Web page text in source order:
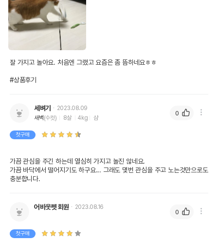
잘 가지고 놀아요. 처음엔 그랬고 요즘은 좀 뜸하네요ㅎㅎ
#상품후기
세벼기
2023.08.09
새벽(수컷) 8살 4kg 샴
첫구매
가끔 관심을 주긴 하는데 열심히 가지고 놀진 않네요.
가끔 바닥에서 떨어지기도 하구요... 그래도 몇번 관심을 주고 노는것만으로도
충분합니다.
0
어바웃펫 회원 2023.08.16
첫구매
0